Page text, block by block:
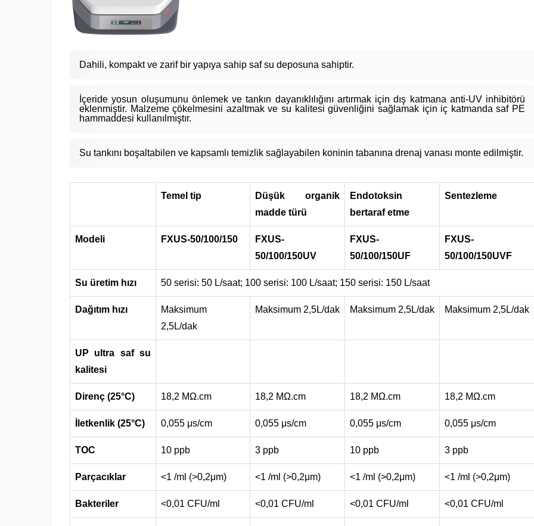
Dahili, kompakt ve zarif bir yapıya sahip saf su deposuna sahiptir.
İçeride yosun oluşumunu önlemek ve tankın dayanıklılığını artırmak için dış katmana anti-UV inhibitörü
eklenmiştir. Malzeme çökelmesini azaltmak ve su kalitesi güvenliğini sağlamak için iç katmanda saf PE
hammaddesi kullanılmıştır.
Su tankını boşaltabilen ve kapsamlı temizlik sağlayabilen koninin tabanına drenaj vanası monte edilmiştir.
Temel tip
Düşük organik
madde türü
Endotoksin
bertaraf etme
Sentezleme
Modeli FXUS-50/100/150
FXUS-
50/100/150UV
FXUS-
50/100/150UF
FXUS-
50/100/150UVF
Su üretim hızı 50 serisi: 50 L/saat; 100 serisi: 100 L/saat; 150 serisi: 150 L/saat
Dağıtım hızı
Maksimum
2,5L/dak
Maksimum 2,5L/dak Maksimum 2,5L/dak Maksimum 2,5L/dak
UP ultra saf su
kalitesi
Direnç (25°C) 18,2 MΩ.cm 18,2 MΩ.cm 18,2 MΩ.cm 18,2 MΩ.cm
İletkenlik (25°C) 0,055 μs/cm 0,055 μs/cm 0,055 μs/cm 0,055 μs/cm
TOC 10 ppb 3 ppb 10 ppb 3 ppb
Parçacıklar <1 /ml (>0,2μm) <1 /ml (>0,2μm) <1 /ml (>0,2μm) <1 /ml (>0,2μm)
Bakteriler <0,01 CFU/ml <0,01 CFU/ml <0,01 CFU/ml <0,01 CFU/ml